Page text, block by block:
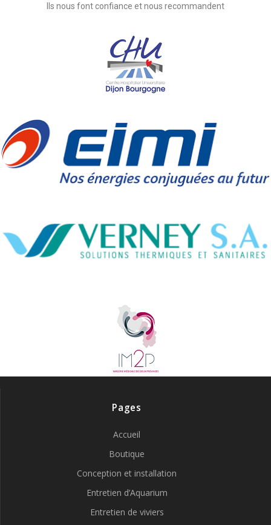
Ils nous font confiance et nous recommandent
Pages
Accueil
Boutique
Conception et installation
Entretien d’Aquarium
Entretien de viviers